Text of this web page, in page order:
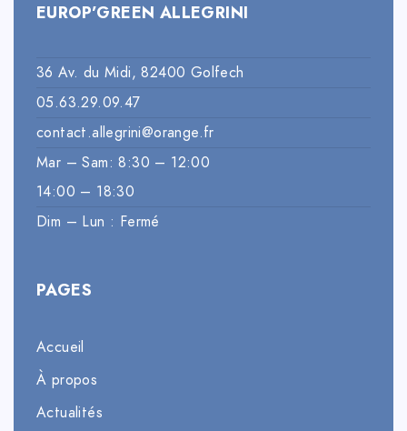
EUROP’GREEN ALLEGRINI
36 Av. du Midi, 82400 Golfech
05.63.29.09.47
contact.allegrini@orange.fr
Mar – Sam: 8:30 – 12:00
14:00 – 18:30
Dim – Lun : Fermé
PAGES
Accueil
À propos
Actualités